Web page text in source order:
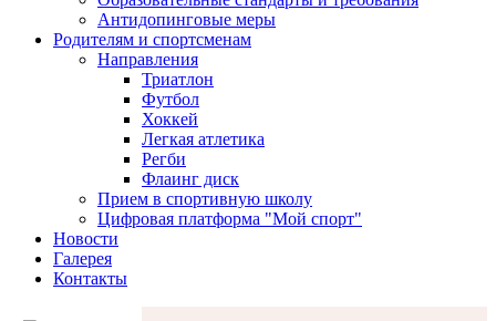
Антидопинговые меры
Родителям и спортсменам
Направления
Триатлон
Футбол
Хоккей
Легкая атлетика
Регби
Флаинг диск
Прием в спортивную школу
Цифровая платформа "Мой спорт"
Новости
Галерея
Контакты